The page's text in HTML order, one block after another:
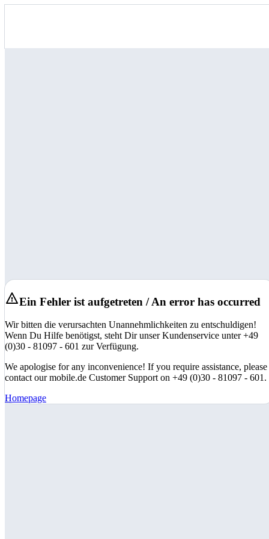
Ein Fehler ist aufgetreten / An error has occurred
Wir bitten die verursachten Unannehmlichkeiten zu entschuldigen!
Wenn Du Hilfe benötigst, steht Dir unser Kundenservice unter +49
(0)30 - 81097 - 601 zur Verfügung.
We apologise for any inconvenience! If you require assistance, please
contact our mobile.de Customer Support on +49 (0)30 - 81097 - 601.
Homepage